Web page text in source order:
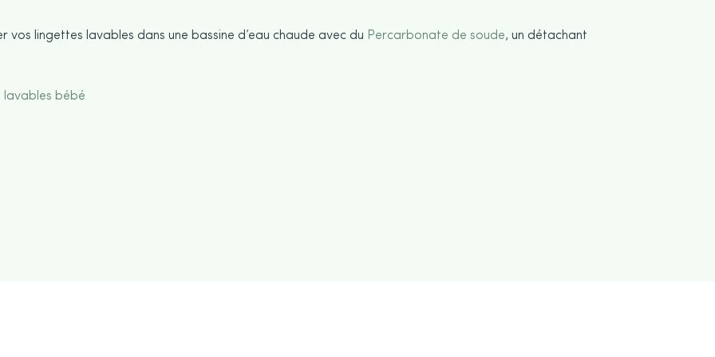
lingettes lavables dans une bassine d’eau chaude avec du Percarbonate de soude, un détachant
lavables bébé